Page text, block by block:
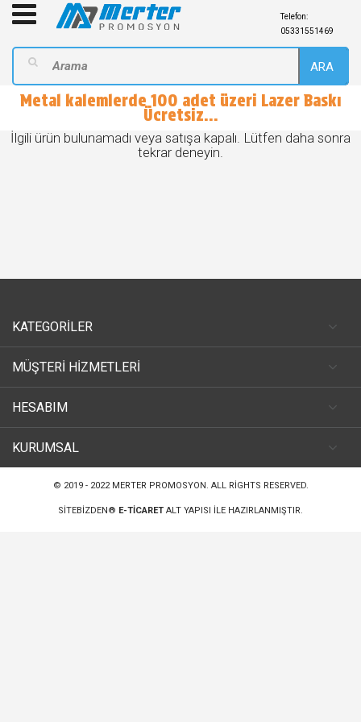
Telefon:
05331551469
ARA
Metal kalemlerde 100 adet üzeri Lazer Baskı
Ücretsiz...
İlgili ürün bulunamadı veya satışa kapalı. Lütfen daha sonra
tekrar deneyin.
KATEGORİLER
MÜŞTERİ HİZMETLERİ
HESABIM
KURUMSAL
© 2019 - 2022 MERTER PROMOSYON. ALL RIGHTS RESERVED.
SITEBIZDEN® E-TICARET ALT YAPISI ILE HAZIRLANMIŞTIR.